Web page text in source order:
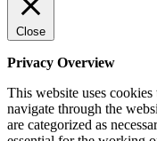
Close
Privacy Overview
This website uses
navigate through the
are categorized as